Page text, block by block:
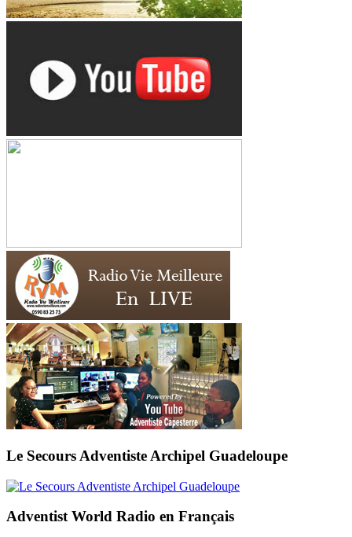
Le Secours Adventiste Archipel Guadeloupe
Adventist World Radio en Français